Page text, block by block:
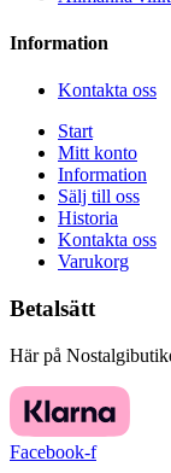
Information
Kontakta oss
Start
Mitt konto
Information
Sälj till oss
Historia
Kontakta oss
Varukorg
Betalsätt
Här på
Facebook-f